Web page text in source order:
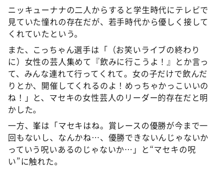
ニッキューナナの二人からすると学生時代にテレビで
見ていた憧れの存在だが、若手時代から優しく接して
くれていたという。
また、こっちゃん選手は「（お笑いライブの終わり
に）女性の芸人集めて『飲みに行こうよ！』とか言っ
て、みんな連れて行ってくれて。女の子だけで飲んだ
りとか、開催してくれるのよ！めっちゃかっこいいの
ね！」と、マセキの女性芸人のリーダー的存在だと明
かした。
一方、峯は「マセキはね。賞レースの優勝が今まで一
回もないし、なんかね…、優勝できないんじゃないか
っていう呪いあるのじゃないか…」と“マセキの呪
い”に触れた。